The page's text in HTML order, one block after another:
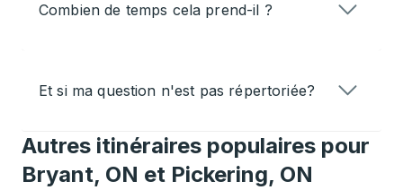
Combien de temps cela prend-il ?
Et si ma question n'est pas répertoriée?
Autres itinéraires populaires pour
Bryant, ON et Pickering, ON